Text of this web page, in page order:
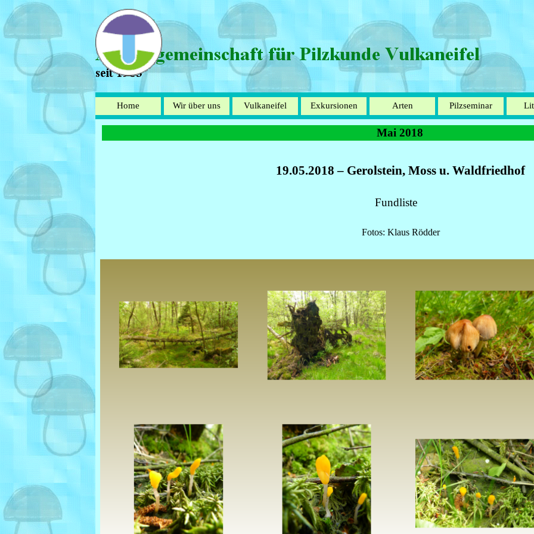
Direkt zum Seiteninhalt
Menü überspringen
Home Wir über uns ▼
Vulkaneifel ▼
Exkursionen ▼
Arten ▼
Pilzseminar
Mai 2018
19.05.2018 – Gerolstein, Moss u. Waldfriedhof
Fundliste
Fotos: Klaus Rödder